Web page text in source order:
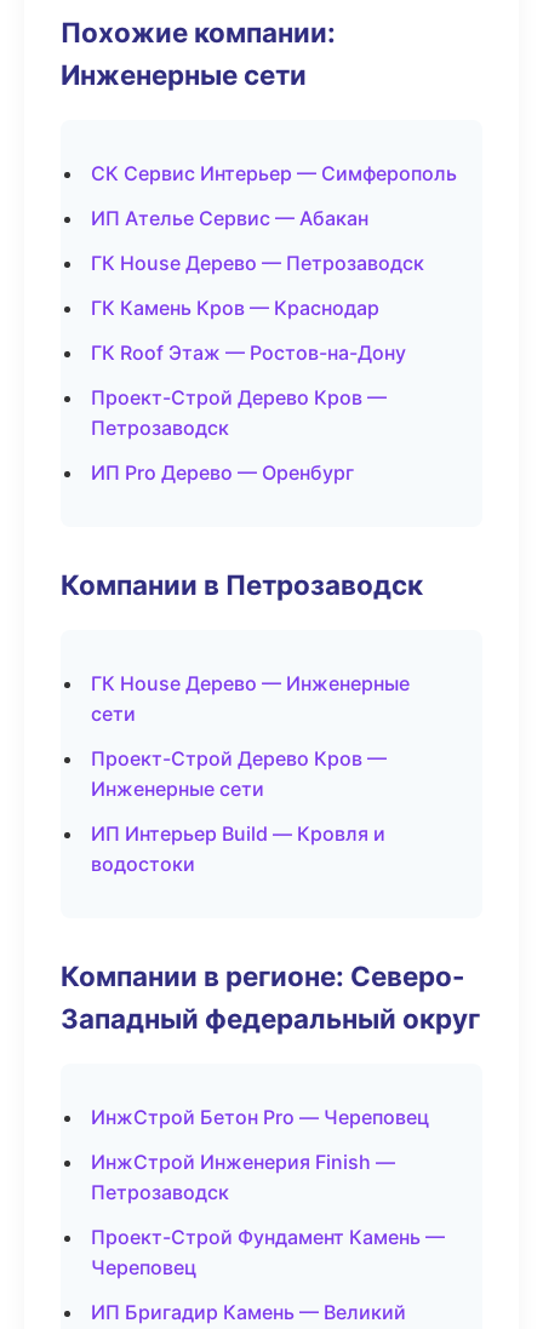
Похожие компании:
Инженерные сети
СК Сервис Интерьер — Симферополь
ИП Ателье Сервис — Абакан
ГК House Дерево — Петрозаводск
ГК Камень Кров — Краснодар
ГК Roof Этаж — Ростов-на-Дону
Проект-Строй Дерево Кров —
Петрозаводск
ИП Pro Дерево — Оренбург
Компании в Петрозаводск
ГК House Дерево — Инженерные
сети
Проект-Строй Дерево Кров —
Инженерные сети
ИП Интерьер Build — Кровля и
водостоки
Компании в регионе: Северо-
Западный федеральный округ
ИнжСтрой Бетон Pro — Череповец
ИнжСтрой Инженерия Finish —
Петрозаводск
Проект-Строй Фундамент Камень —
Череповец
ИП Бригадир Камень — Великий